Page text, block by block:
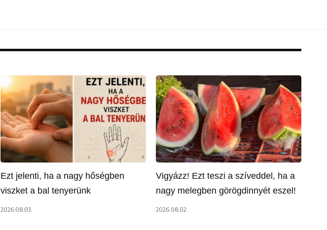
Ezt jelenti, ha a nagy hőségben
viszket a bal tenyerünk
2026.08.03.
Vigyázz! Ezt teszi a szíveddel, ha a
nagy melegben görögdinnyét eszel!
2026.08.02.